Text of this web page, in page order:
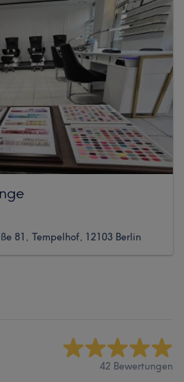
81, Tempelhof, 12103 Berlin
42 Bewertungen